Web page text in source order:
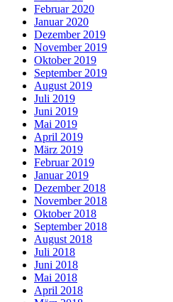
Februar 2020
Januar 2020
Dezember 2019
November 2019
Oktober 2019
September 2019
August 2019
Juli 2019
Juni 2019
Mai 2019
April 2019
März 2019
Februar 2019
Januar 2019
Dezember 2018
November 2018
Oktober 2018
September 2018
August 2018
Juli 2018
Juni 2018
Mai 2018
April 2018